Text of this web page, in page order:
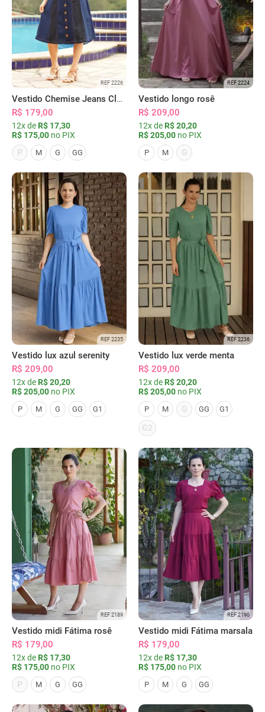
REF 2226
Vestido Chemise Jeans Clássica Serena
R$ 179,00
12x de R$ 17,30
R$ 175,00 no PIX
P
M G GG
REF 2224
Vestido longo rosê
R$ 209,00
12x de R$ 20,20
R$ 205,00 no PIX
P M G
REF 2235
Vestido lux azul serenity
R$ 209,00
12x de R$ 20,20
R$ 205,00 no PIX
P M G GG G1
REF 2236
Vestido lux verde menta
R$ 209,00
12x de R$ 20,20
R$ 205,00 no PIX
P M G GG G1
G2
REF 2189
Vestido midi Fátima rosê
R$ 179,00
12x de R$ 17,30
R$ 175,00 no PIX
P
M G GG
REF 2190
Vestido midi Fátima marsala
R$ 179,00
12x de R$ 17,30
R$ 175,00 no PIX
P M G GG